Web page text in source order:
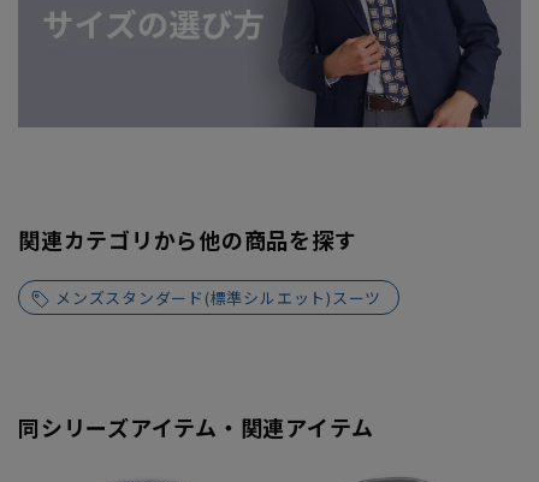
関連カテゴリから他の商品を探す
メンズスタンダード(標準シルエット)スーツ
同シリーズアイテム・関連アイテム